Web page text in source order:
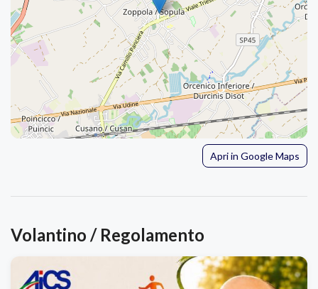
Apri in Google Maps
Volantino / Regolamento